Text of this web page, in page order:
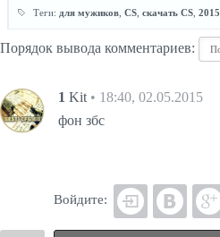
Теги: для мужиков CS скачать CS 2015
Порядок вывода комментариев:
1 Kit • 18:40, 02.05.2015
фон збс
Войдите: